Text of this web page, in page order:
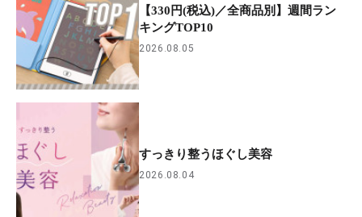
【330円(税込)／全商品別】週間ラン
キングTOP10
2026.08.05
すっきり整うほぐし美容
2026.08.04